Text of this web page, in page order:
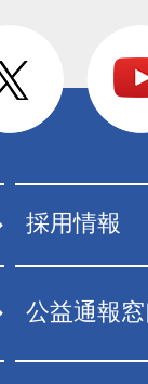
採用情報
公益通報